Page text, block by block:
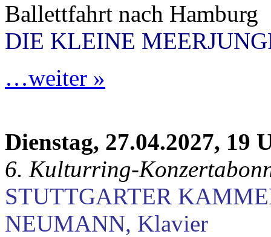
Ballettfahrt nach Hamburg
DIE KLEINE
…weiter »
Dienstag, 27.04.2027, 19
6. Kulturring-
STUTTGARTER
NEUMANN, Klavier